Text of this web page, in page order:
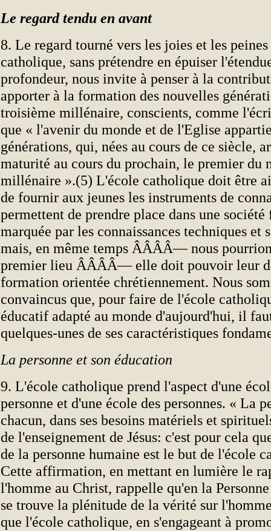
Le regard tendu en avant
8. Le regard tourné vers les joies et les
catholique, sans prétendre en épuiser
profondeur, nous invite à penser à la
apporter à la formation des nouvelles
troisième millénaire, conscients, comme
que « l'avenir du monde et de l'Eglise
générations, qui, nées au cours de ce siècle,
maturité au cours du prochain, le premier du
millénaire ».(5) L'école catholique doit être
de fournir aux jeunes les instruments de
permettent de prendre place dans une
marquée par les connaissances techniques et
mais, en même temps ÂÂÂÂ— nous
premier lieu ÂÂÂÂ— elle doit pouvoir leur
formation orientée chrétiennement. Nous
convaincus que, pour faire de l'école
éducatif adapté au monde d'aujourd'hui, il
quelques-unes de ses caractéristiques
La personne et son éducation
9. L'école catholique prend l'aspect d'une
personne et d'une école des personnes. « La
chacun, dans ses besoins matériels et
de l'enseignement de Jésus: c'est pour cela
de la personne humaine est le but de l'école
Cette affirmation, en mettant en lumière le
l'homme au Christ, rappelle qu'en la
se trouve la plénitude de la vérité sur
que l'école catholique, en s'engageant à